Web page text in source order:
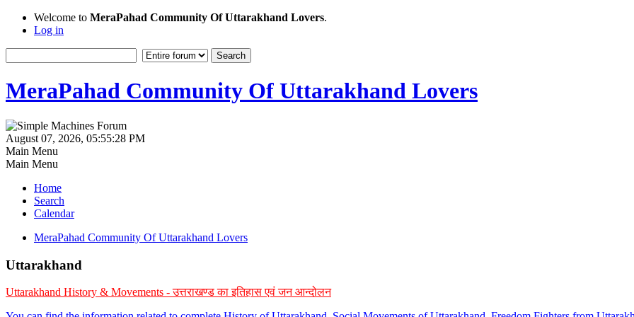
Welcome to MeraPahad Community Of Uttarakhand Lovers.
Log in
MeraPahad Community Of Uttarakhand Lovers
August 07, 2026, 05:55:28 PM
Main Menu
Main Menu
Home
Search
Calendar
MeraPahad Community Of Uttarakhand Lovers
Uttarakhand
Uttarakhand History & Movements - उत्तराखण्ड का इतिहास एवं जन आन्दोलन